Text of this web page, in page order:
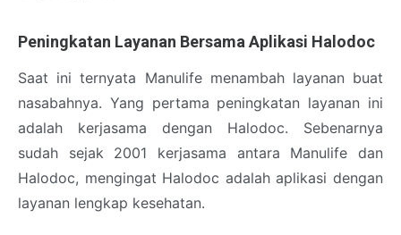
Peningkatan Layanan Bersama Aplikasi Halodoc
Saat ini ternyata Manulife menambah layanan buat
nasabahnya. Yang pertama peningkatan layanan ini
adalah kerjasama dengan Halodoc. Sebenarnya
sudah sejak 2001 kerjasama antara Manulife dan
Halodoc, mengingat Halodoc adalah aplikasi dengan
layanan lengkap kesehatan.